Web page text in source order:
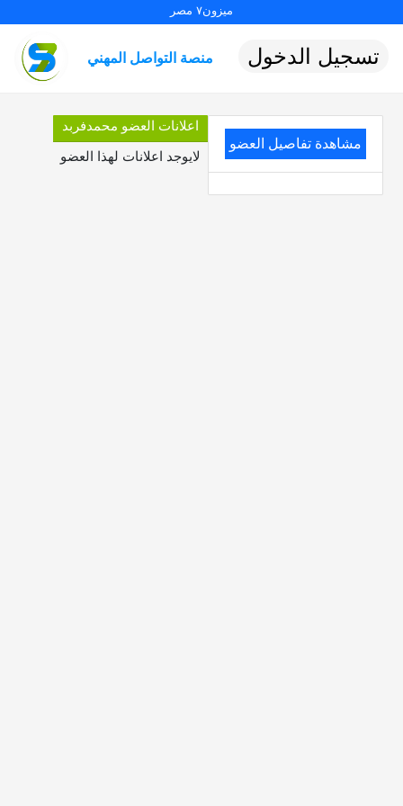
ميزون٧ مصر
منصة التواصل المهني تسجيل الدخول
مشاهدة تفاصيل العضو
اعلانات العضو محمدفربد
لايوجد اعلانات لهذا العضو